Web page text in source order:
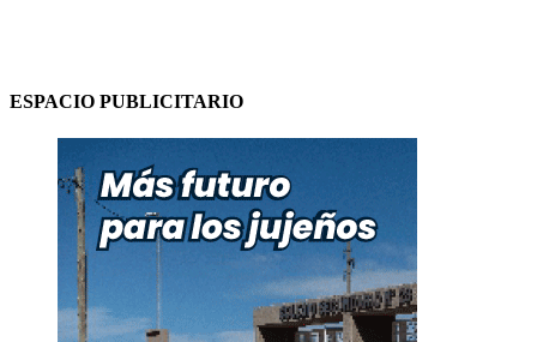
ESPACIO PUBLICITARIO